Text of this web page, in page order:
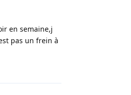
en semaine,j
pas un frein à